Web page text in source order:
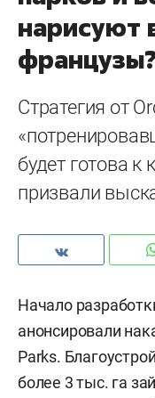
нарисуют
Стратегия от
будет готова
призвали
Начало
анонсировали
Parks.
более 3 тыс. га